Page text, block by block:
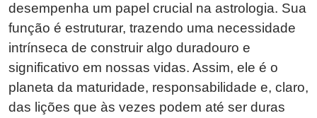
desempenha um papel crucial na astrologia. Sua
função é estruturar, trazendo uma necessidade
intrínseca de construir algo duradouro e
significativo em nossas vidas. Assim, ele é o
planeta da maturidade, responsabilidade e, claro,
das lições que às vezes podem até ser duras